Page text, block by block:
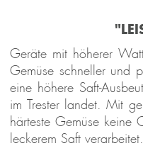
Geräte mit höherer
Gemüse schneller und
eine höhere Saft-
im Trester landet. Mit
härteste Gemüse keine
leckerem Saft verarbeitet.